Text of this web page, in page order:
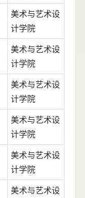
美术与艺术设
计学院
美术与艺术设
计学院
美术与艺术设
计学院
美术与艺术设
计学院
美术与艺术设
计学院
美术与艺术设